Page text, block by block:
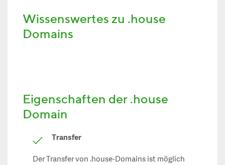
Wissenswertes zu .house
Domains
Eigenschaften der .house
Domain
Transfer
Der Transfer von .house-Domains ist möglich